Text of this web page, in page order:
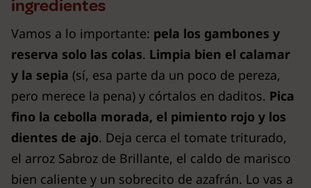
ingredientes
Vamos a lo importante: pela los gambones y
reserva solo las colas. Limpia bien el calamar
y la sepia (sí, esa parte da un poco de pereza,
pero merece la pena) y córtalos en daditos. Pica
fino la cebolla morada, el pimiento rojo y los
dientes de ajo. Deja cerca el tomate triturado,
el arroz Sabroz de Brillante, el caldo de marisco
bien caliente y un sobrecito de azafrán. Lo vas a